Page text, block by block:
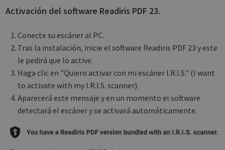
Activación del software Readiris PDF 23.
Conecte su escáner al PC.
Tras la instalación, inicie el software Readiris PDF 23 y este
le pedirá que lo active.
Haga clic en "Quiero activar con mi escáner I.R.I.S." (I want
to activate with my I.R.I.S. scanner).
Aparecerá este mensaje y en un momento el software
detectará el escáner y se activará automáticamente.